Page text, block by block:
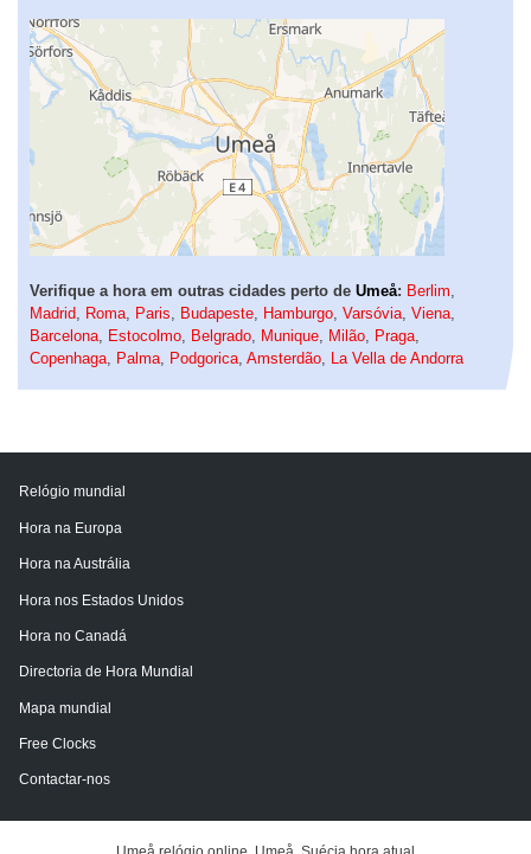
Verifique a hora em outras cidades perto de Umeå: Berlim
Madrid
Roma Paris Budapeste Hamburgo Varsóvia Viena
Barcelona
Estocolmo Belgrado Munique Milão Praga
Copenhaga
Palma Podgorica Amsterdão La Vella de Andorra
Relógio mundial
Hora na Europa
Hora na Austrália
Hora nos Estados Unidos
Hora no Canadá
Directoria de Hora Mundial
Mapa mundial
Free Clocks
Contactar-nos